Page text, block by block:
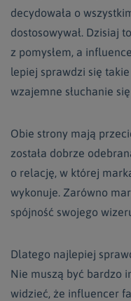
decydowała o
dostosowywał. Dzisiaj
z pomysłem, a
lepiej sprawdzi się
wzajemne słuchanie
Obie strony mają
została dobrze
o relację, w której
wykonuje. Zarówno
spójność swojego
Dlatego najlepiej
Nie muszą być bardzo
widzieć, że influencer